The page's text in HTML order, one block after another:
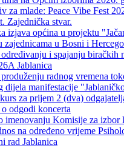
za mlade: Peace Vibe Fest
Zajednička stvar.
izjava općina u projektu
zajednicama u Bosni i
i spajanju biračkih
Jablanica
radnog vremena
dijela manifestacije
za prijem 2 (dva)
odgodi koncerta
imenovanju Komisije za izbor
na određeno vrijeme
rad Jablanica